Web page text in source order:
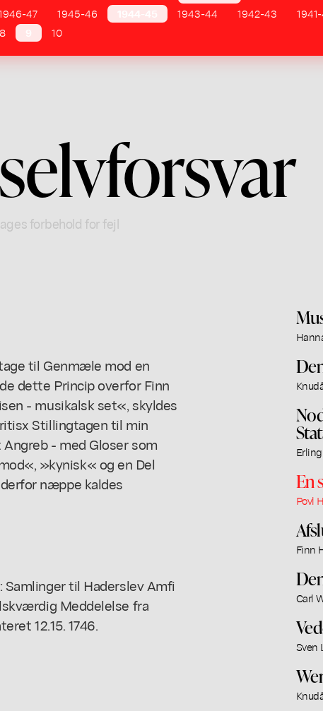
47 1945-46 1943-44 1942-43
8 10
forbehold for fejl
til Genmæle mod en
dette Princip overfor Finn
- musikalsk set«, skyldes
Stillingtagen til min
- med Gloser som
»kynisk« og en Del
næppe kaldes
Samlinger til Haderslev Amfi
Meddelelse fra
12.15. 1746.
En
Povl
Finn
Carl
Sven